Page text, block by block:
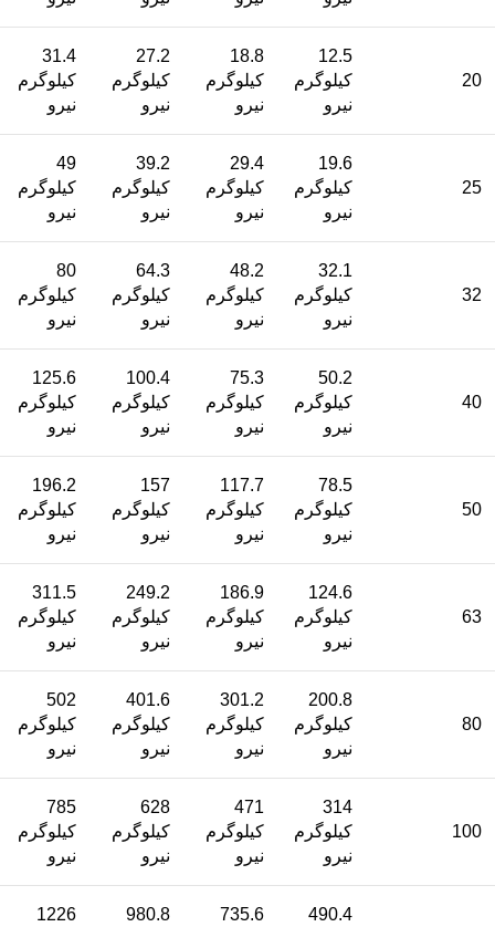
20
12.5
کیلوگرم
نیرو
18.8
کیلوگرم
نیرو
27.2
کیلوگرم
نیرو
31.4
کیلوگرم
نیرو
25
19.6
کیلوگرم
نیرو
29.4
کیلوگرم
نیرو
39.2
کیلوگرم
نیرو
49
کیلوگرم
نیرو
32
32.1
کیلوگرم
نیرو
48.2
کیلوگرم
نیرو
64.3
کیلوگرم
نیرو
80
کیلوگرم
نیرو
40
50.2
کیلوگرم
نیرو
75.3
کیلوگرم
نیرو
100.4
کیلوگرم
نیرو
125.6
کیلوگرم
نیرو
50
78.5
کیلوگرم
نیرو
117.7
کیلوگرم
نیرو
157
کیلوگرم
نیرو
196.2
کیلوگرم
نیرو
63
124.6
کیلوگرم
نیرو
186.9
کیلوگرم
نیرو
249.2
کیلوگرم
نیرو
311.5
کیلوگرم
نیرو
80
200.8
کیلوگرم
نیرو
301.2
کیلوگرم
نیرو
401.6
کیلوگرم
نیرو
502
کیلوگرم
نیرو
100
314
کیلوگرم
نیرو
471
کیلوگرم
نیرو
628
کیلوگرم
نیرو
785
کیلوگرم
نیرو
490.4
735.6
980.8
1226